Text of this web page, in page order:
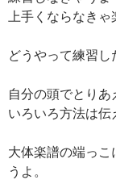
ッ上手くならなき
どうやって練習し
自分の頭でとりあ
いろいろ方法は伝
大体楽譜の端っこ
うよ。